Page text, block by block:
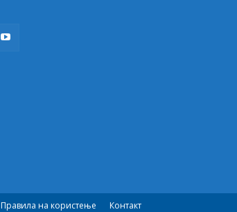
Правила на користење Контакт